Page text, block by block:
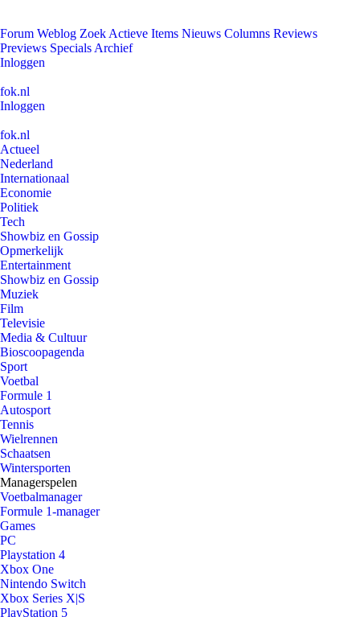
Forum Weblog Zoek Actieve Items Nieuws Columns Reviews
Previews Specials Archief
Inloggen
fok.nl
Inloggen
fok.nl
Actueel
Nederland
Internationaal
Economie
Politiek
Tech
Showbiz en Gossip
Opmerkelijk
Entertainment
Showbiz en Gossip
Muziek
Film
Televisie
Media & Cultuur
Bioscoopagenda
Sport
Voetbal
Formule 1
Autosport
Tennis
Wielrennen
Schaatsen
Wintersporten
Managerspelen
Voetbalmanager
Formule 1-manager
Games
PC
Playstation 4
Xbox One
Nintendo Switch
Xbox Series X|S
PlayStation 5